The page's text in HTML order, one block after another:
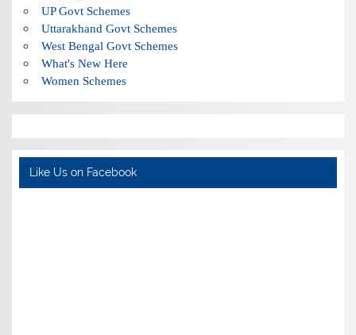
UP Govt Schemes
Uttarakhand Govt Schemes
West Bengal Govt Schemes
What's New Here
Women Schemes
Like Us on Facebook